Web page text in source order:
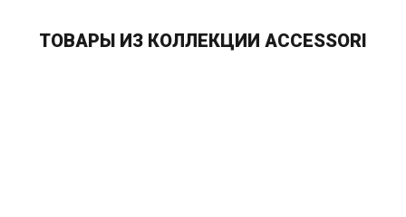
ТОВАРЫ ИЗ КОЛЛЕКЦИИ ACCESSORI